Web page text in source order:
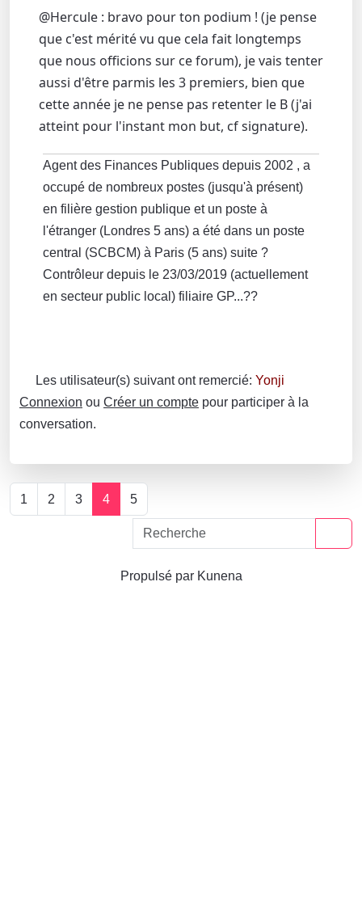
@Hercule : bravo pour ton podium ! (je pense
que c'est mérité vu que cela fait longtemps
que nous officions sur ce forum), je vais tenter
aussi d'être parmis les 3 premiers, bien que
cette année je ne pense pas retenter le B (j'ai
atteint pour l'instant mon but, cf signature).
Agent des Finances Publiques depuis 2002 , a
occupé de nombreux postes (jusqu'à présent)
en filière gestion publique et un poste à
l'étranger (Londres 5 ans) a été dans un poste
central (SCBCM) à Paris (5 ans) suite ?
Contrôleur depuis le 23/03/2019 (actuellement
en secteur public local) filiaire GP...??
Les utilisateur(s) suivant ont remercié: Yonji
Connexion ou Créer un compte pour participer à la
conversation.
1 2 3 4 5
Propulsé par Kunena